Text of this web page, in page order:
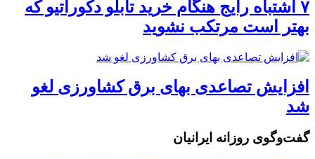
۷ اشتباه رایج هنگام خرید تابلو دکوراتیو که
بهتر است مرتکب نشوید
افزایش تصاعدی بهای برق کشاورزی لغو
شد
گفت‌وگوی روزانه ایرانیان